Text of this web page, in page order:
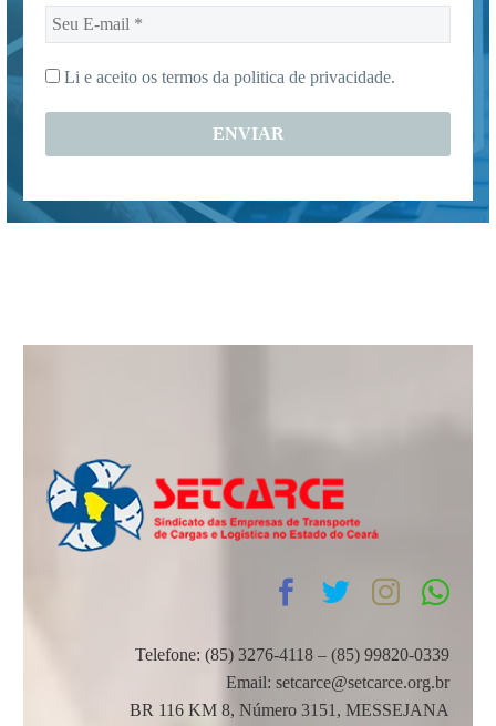
Seu
E-
mail
*
Li e aceito os termos da politica de privacidade.
Telefone: (85) 3276-4118 – (85) 99820-0339
Email: setcarce@setcarce.org.br
BR 116 KM 8, Número 3151, MESSEJANA